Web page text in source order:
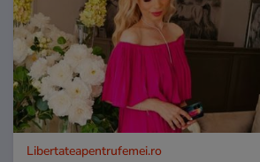
Libertateapentrufemei.ro